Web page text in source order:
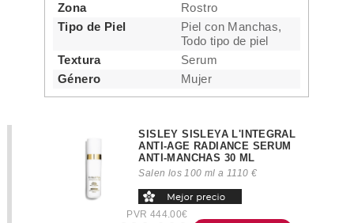
Zona
Rostro
Tipo de Piel
Piel con Manchas,
Todo tipo de piel
Textura
Serum
Género
Mujer
SISLEY SISLEYA L'INTEGRAL
ANTI-AGE RADIANCE SERUM
ANTI-MANCHAS 30 ML
Salen los 100 ml a 1110 €
PVR 444.00€